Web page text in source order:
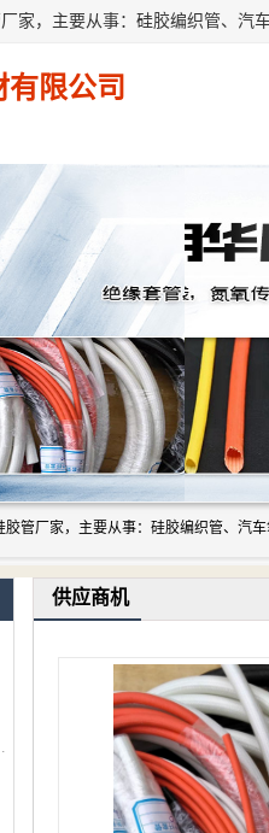
限公司
波纹管
供应商机